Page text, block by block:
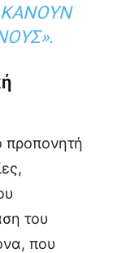
προπονητή
του
που